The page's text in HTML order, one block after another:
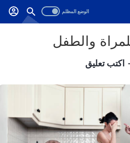
والطفل
اكتب تعليق